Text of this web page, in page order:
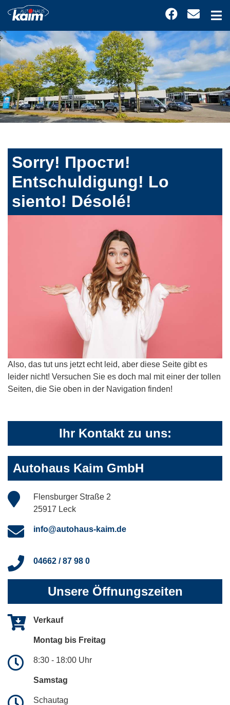
Sorry! Прости!
Entschuldigung! Lo
siento! Désolé!
Also, das tut uns jetzt echt leid, aber diese Seite gibt es
leider nicht! Versuchen Sie es doch mal mit einer der tollen
Seiten, die Sie oben in der Navigation finden!
Ihr Kontakt zu uns:
Autohaus Kaim GmbH
Flensburger Straße 2
25917 Leck
info@autohaus-kaim.de
04662 / 87 98 0
Unsere Öffnungszeiten
Verkauf
Montag bis Freitag
8:30 - 18:00 Uhr
Samstag
Schautag